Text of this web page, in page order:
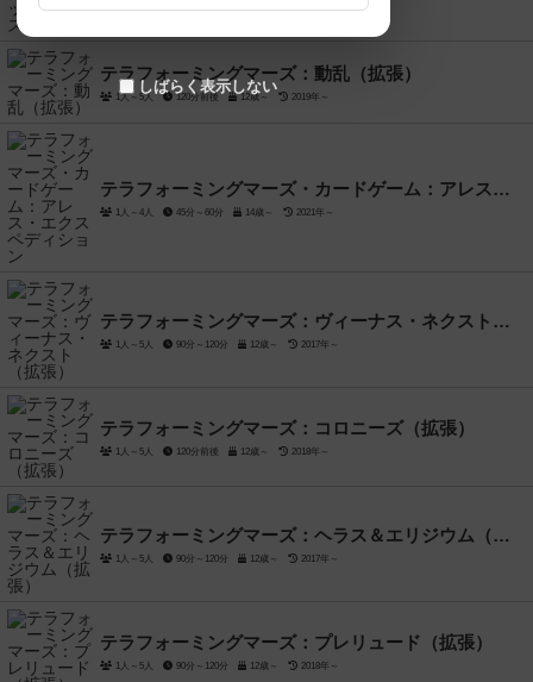
テラフォーミングマーズ：動乱（拡張）
1人～5人 120分前後 12歳～ 2019年～
テラフォーミングマーズ・カードゲーム：アレス・エクスペディション
1人～4人 45分～60分 14歳～ 2021年～
テラフォーミングマーズ：ヴィーナス・ネクスト（拡張）
1人～5人 90分～120分 12歳～ 2017年～
テラフォーミングマーズ：コロニーズ（拡張）
1人～5人 120分前後 12歳～ 2018年～
テラフォーミングマーズ：ヘラス＆エリジウム（拡張）
1人～5人 90分～120分 12歳～ 2017年～
テラフォーミングマーズ：プレリュード（拡張）
1人～5人 90分～120分 12歳～ 2018年～
しばらく表示しない